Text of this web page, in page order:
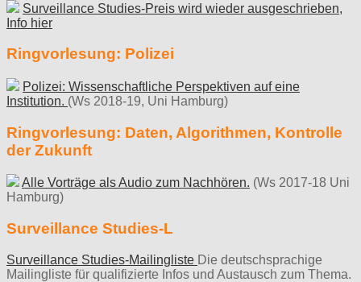
Surveillance Studies-Preis wird wieder ausgeschrieben,
Info hier
Ringvorlesung: Polizei
Polizei: Wissenschaftliche Perspektiven auf eine
Institution. (Ws 2018-19, Uni Hamburg)
Ringvorlesung: Daten, Algorithmen, Kontrolle
der Zukunft
Alle Vorträge als Audio zum Nachhören. (Ws 2017-18 Uni
Hamburg)
Surveillance Studies-L
Surveillance Studies-Mailingliste Die deutschsprachige
Mailingliste für qualifizierte Infos und Austausch zum Thema.